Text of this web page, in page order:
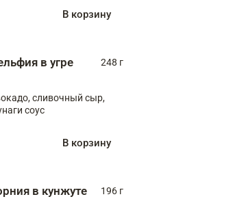
В корзину
в угре
248 г
сливочный сыр,
соус
В корзину
в кунжуте
196 г